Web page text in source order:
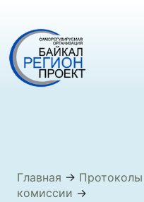
Главная →
комиссии →